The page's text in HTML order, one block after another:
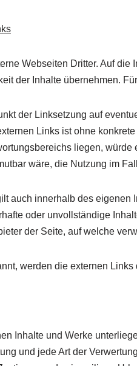
Webseiten Dritter. Auf
der Inhalte übernehmen.
der Linksetzung auf
Links ist ohne
liegen,
wäre, die Nutzung im
auch innerhalb des eigenen
oder unvollständige
der Seite, auf welche
werden die externen
Inhalte und Werke
und jede Art der